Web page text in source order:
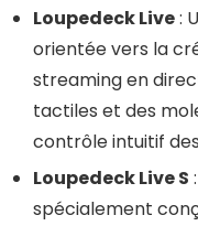
Loupedeck Live:
orientée vers la
streaming en
tactiles et des
contrôle intuitif
Loupedeck Live S
spécialement